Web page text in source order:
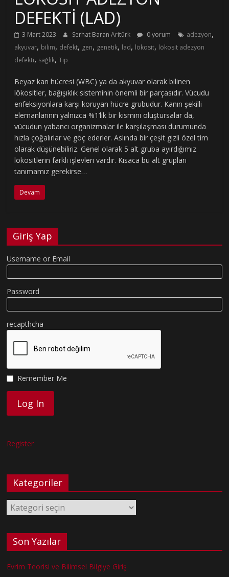
DEFEKTİ (LAD)
3 Mart 2023 Serhat Baran Aritürk 0 yorum adezyon,
akyuvar, bilim, defekt, gen, genetik, lad, lökosit, lökosit adezyon
defekti, sağlık,Tıp
Beyaz kan hücresi (WBC) ya da akyuvar olarak bilinen
lökositler, bağışıklık sisteminin önemli bir parçasıdır. Vücudu
enfeksiyonlara karşı koruyan hücre grubudur. Kanın şekilli
elemanlarının yalnızca %1’lik bir kısmını oluştursalar da,
vücudun yabancı organizmalar ile karşılaşması durumunda
hızla çoğalırlar ve göç ederler. Aslında bir çeşit gizli özel tim
olarak düşünebiliriz. Genel olarak 5 alt gruba ayırdığımız
lökositlerin farklı işlevleri vardır. Kısaca bu alt grupları
tanımamız gerekirse…
Devam
Giriş Yap
Username or Email
Password
recapthcha
Remember Me
Register
Kategoriler
Kategoriler
Son Yazılar
Evrim Teorisi ve Bilimsel Bilgiye Giriş